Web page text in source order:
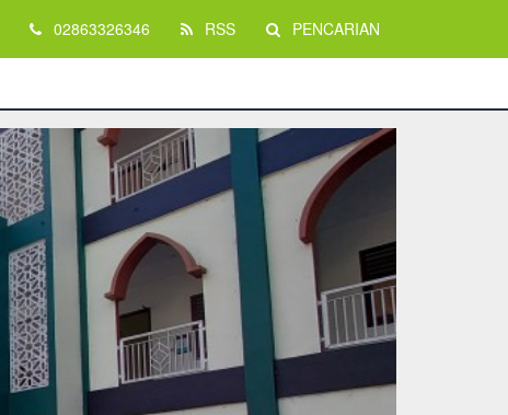
02863326346 RSS PENCARIAN